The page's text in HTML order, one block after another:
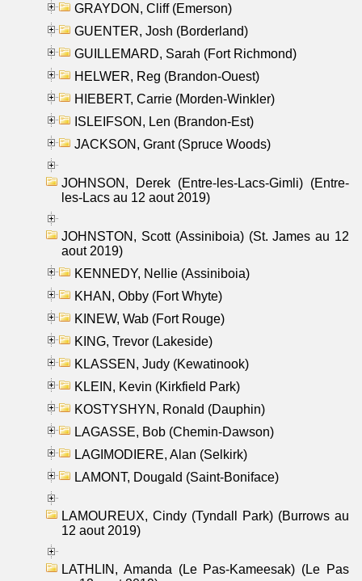
GRAYDON, Cliff (Emerson)
GUENTER, Josh (Borderland)
GUILLEMARD, Sarah (Fort Richmond)
HELWER, Reg (Brandon-Ouest)
HIEBERT, Carrie (Morden-Winkler)
ISLEIFSON, Len (Brandon-Est)
JACKSON, Grant (Spruce Woods)
JOHNSON, Derek (Entre-les-Lacs-Gimli) (Entre-
les-Lacs au 12 aout 2019)
JOHNSTON, Scott (Assiniboia) (St. James au 12
aout 2019)
KENNEDY, Nellie (Assiniboia)
KHAN, Obby (Fort Whyte)
KINEW, Wab (Fort Rouge)
KING, Trevor (Lakeside)
KLASSEN, Judy (Kewatinook)
KLEIN, Kevin (Kirkfield Park)
KOSTYSHYN, Ronald (Dauphin)
LAGASSE, Bob (Chemin-Dawson)
LAGIMODIERE, Alan (Selkirk)
LAMONT, Dougald (Saint-Boniface)
LAMOUREUX, Cindy (Tyndall Park) (Burrows au
12 aout 2019)
LATHLIN, Amanda (Le Pas-Kameesak) (Le Pas